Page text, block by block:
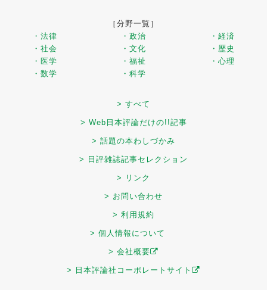
［分野一覧］
・法律
・政治
・経済
・社会
・文化
・歴史
・医学
・福祉
・心理
・数学
・科学
> すべて
> Web日本評論だけの!!記事
> 話題の本わしづかみ
> 日評雑誌記事セレクション
> リンク
> お問い合わせ
> 利用規約
> 個人情報について
> 会社概要
> 日本評論社コーポレートサイト